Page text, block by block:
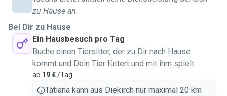
zu Hause an.
Bei Dir zu Hause
Ein Hausbesuch pro Tag
Buche einen Tiersitter, der zu Dir nach Hause
kommt und Dein Tier füttert und mit ihm spielt
ab 19 €/Tag
Tatiana kann aus Diekirch nur maximal 20 km